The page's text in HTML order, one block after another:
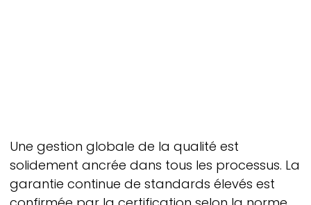
Une gestion globale de la qualité est
solidement ancrée dans tous les processus. La
garantie continue de standards élevés est